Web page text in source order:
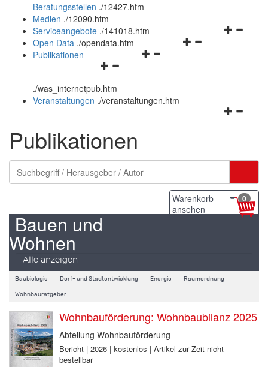
und
schließen
Beratungsstellen ./12427.htm
Medien ./12090.htm
Navigationsmenü
Serviceangebote ./141018.htm
Navigationsmenü
Open Data ./opendata.htm
Navigationsmenü
und
schließen
Publikationen
./was_internetpub.htm
Veranstaltungen ./veranstaltungen.htm
Publikationen
Warenkorb
ansehen
0
Bauen und
Wohnen
Alle anzeigen
Baubiologie Dorf- und Stadtentwicklung Energie Raumordnung
Wohnbauratgeber
Wohnbauförderung: Wohnbaubilanz 2025
Abteilung Wohnbauförderung
Bericht | 2026 | kostenlos | Artikel zur Zeit nicht
bestellbar